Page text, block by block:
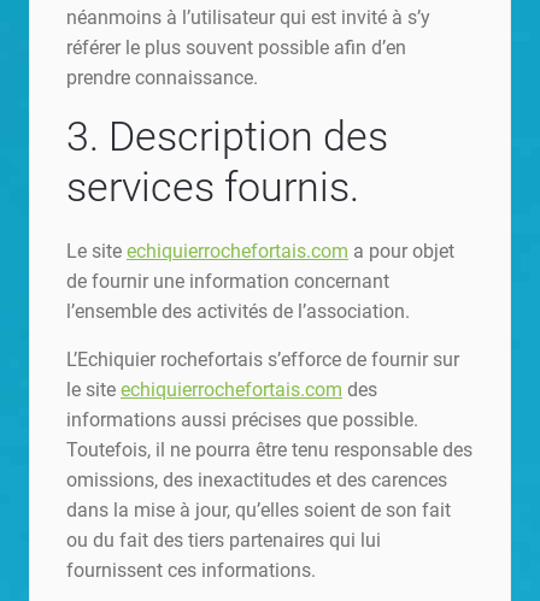
néanmoins à l’utilisateur qui est invité à s’y
référer le plus souvent possible afin d’en
prendre connaissance.
3. Description des
services fournis.
Le site echiquierrochefortais.com a pour objet
de fournir une information concernant
l’ensemble des activités de l’association.
L’Echiquier rochefortais s’efforce de fournir sur
le site echiquierrochefortais.com des
informations aussi précises que possible.
Toutefois, il ne pourra être tenu responsable des
omissions, des inexactitudes et des carences
dans la mise à jour, qu’elles soient de son fait
ou du fait des tiers partenaires qui lui
fournissent ces informations.